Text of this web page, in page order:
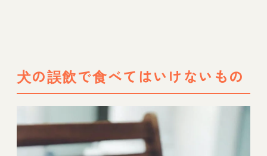
犬の誤飲で食べてはいけないもの